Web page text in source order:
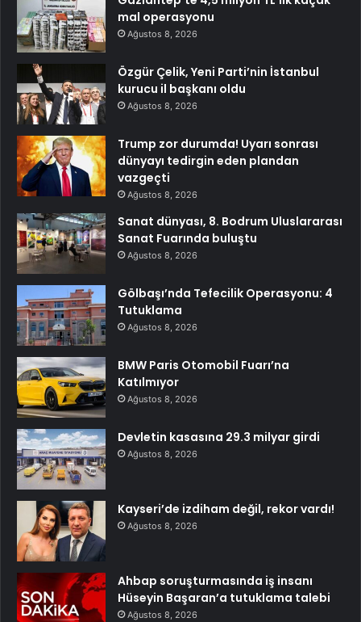
mal operasyonu
Ağustos 8, 2026
Özgür Çelik, Yeni Parti’nin İstanbul
kurucu il başkanı oldu
Ağustos 8, 2026
Trump zor durumda! Uyarı sonrası
dünyayı tedirgin eden plandan
vazgeçti
Ağustos 8, 2026
Sanat dünyası, 8. Bodrum Uluslararası
Sanat Fuarında buluştu
Ağustos 8, 2026
Gölbaşı’nda Tefecilik Operasyonu: 4
Tutuklama
Ağustos 8, 2026
BMW Paris Otomobil Fuarı’na
Katılmıyor
Ağustos 8, 2026
Devletin kasasına 29.3 milyar girdi
Ağustos 8, 2026
Kayseri’de izdiham değil, rekor vardı!
Ağustos 8, 2026
Ahbap soruşturmasında iş insanı
Hüseyin Başaran’a tutuklama talebi
Ağustos 8, 2026